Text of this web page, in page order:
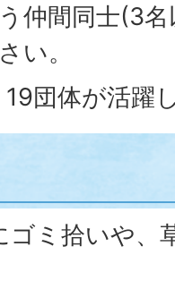
仲間同士(3
い。
団体が活躍
ゴミ拾いや、